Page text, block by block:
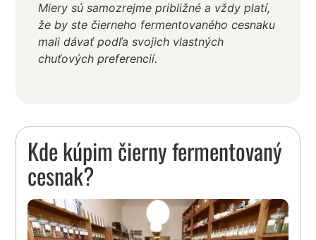
Miery sú samozrejme približné a vždy platí,
že by ste čierneho fermentovaného cesnaku
mali dávať podľa svojich vlastných
chuťových preferencií.
Kde kúpim čierny fermentovaný
cesnak?